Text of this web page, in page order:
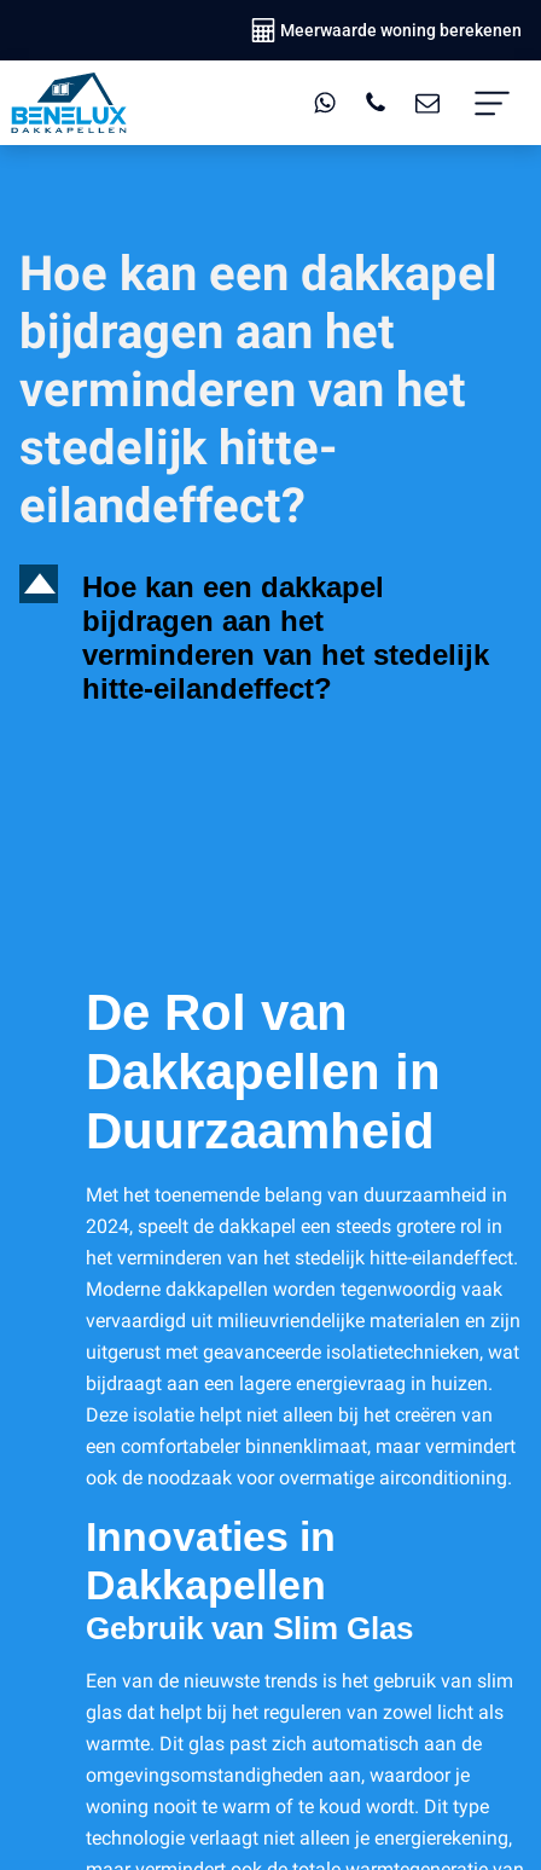
Meerwaarde woning berekenen
Hoe kan een dakkapel
bijdragen aan het
verminderen van het
stedelijk hitte-
eilandeffect?
D
Hoe kan een dakkapel
bijdragen aan het
verminderen van het stedelijk
hitte-eilandeffect?
De Rol van
Dakkapellen in
Duurzaamheid
Met het toenemende belang van duurzaamheid in
2024, speelt de dakkapel een steeds grotere rol in
het verminderen van het stedelijk hitte-eilandeffect.
Moderne dakkapellen worden tegenwoordig vaak
vervaardigd uit milieuvriendelijke materialen en zijn
uitgerust met geavanceerde isolatietechnieken, wat
bijdraagt aan een lagere energievraag in huizen.
Deze isolatie helpt niet alleen bij het creëren van
een comfortabeler binnenklimaat, maar vermindert
ook de noodzaak voor overmatige airconditioning.
Innovaties in
Dakkapellen
Gebruik van Slim Glas
Een van de nieuwste trends is het gebruik van slim
glas dat helpt bij het reguleren van zowel licht als
warmte. Dit glas past zich automatisch aan de
omgevingsomstandigheden aan, waardoor je
woning nooit te warm of te koud wordt. Dit type
technologie verlaagt niet alleen je energierekening,